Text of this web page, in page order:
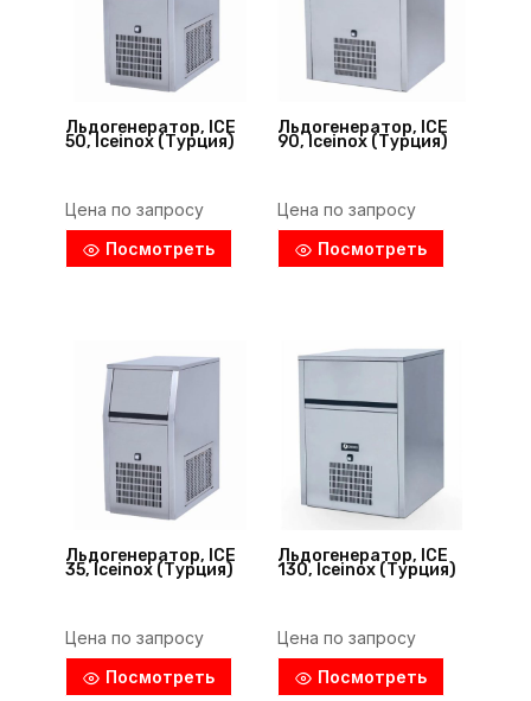
Льдогенератор, ICE
50, Iceinox (Турция)
Цена по запросу
Посмотреть
Льдогенератор, ICE
90, Iceinox (Турция)
Цена по запросу
Посмотреть
Льдогенератор, ICE
35, Iceinox (Турция)
Цена по запросу
Посмотреть
Льдогенератор, ICE
130, Iceinox (Турция)
Цена по запросу
Посмотреть